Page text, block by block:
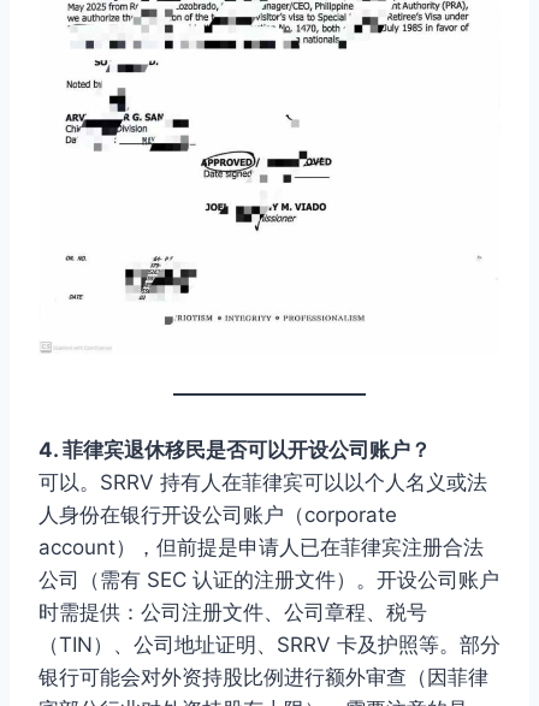
4. 菲律宾退休移民是否可以开设公司账户？
可以。SRRV 持有人在菲律宾可以以个人名义或法
人身份在银行开设公司账户（corporate
account），但前提是申请人已在菲律宾注册合法
公司（需有 SEC 认证的注册文件）。开设公司账户
时需提供：公司注册文件、公司章程、税号
（TIN）、公司地址证明、SRRV 卡及护照等。部分
银行可能会对外资持股比例进行额外审查（因菲律